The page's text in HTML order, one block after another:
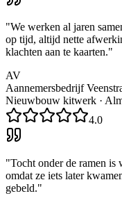
"We werken al jaren
op tijd, altijd nette
klachten aan te kaarten."
AV
Aannemersbedrijf
Nieuwbouw kitwerk ·
4.0
"Tocht onder de ramen is
omdat ze iets later
gebeld."